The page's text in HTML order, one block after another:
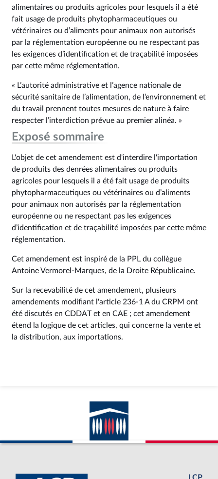
alimentaires ou produits agricoles pour lesquels il a été
fait usage de produits phytopharmaceutiques ou
vétérinaires ou d’aliments pour animaux non autorisés
par la réglementation européenne ou ne respectant pas
les exigences d’identification et de traçabilité imposées
par cette même réglementation.
« L’autorité administrative et l’agence nationale de
sécurité sanitaire de l’alimentation, de l’environnement et
du travail prennent toutes mesures de nature à faire
respecter l’interdiction prévue au premier alinéa. »
Exposé sommaire
L'objet de cet amendement est d'interdire l'importation
de produits des denrées alimentaires ou produits
agricoles pour lesquels il a été fait usage de produits
phytopharmaceutiques ou vétérinaires ou d’aliments
pour animaux non autorisés par la réglementation
européenne ou ne respectant pas les exigences
d’identification et de traçabilité imposées par cette même
réglementation.
Cet amendement est inspiré de la PPL du collègue
Antoine Vermorel-Marques, de la Droite Républicaine.
Sur la recevabilité de cet amendement, plusieurs
amendements modifiant l'article 236‑1 A du CRPM ont
été discutés en CDDAT et en CAE ; cet amendement
étend la logique de cet articles, qui concerne la vente et
la distribution, aux importations.